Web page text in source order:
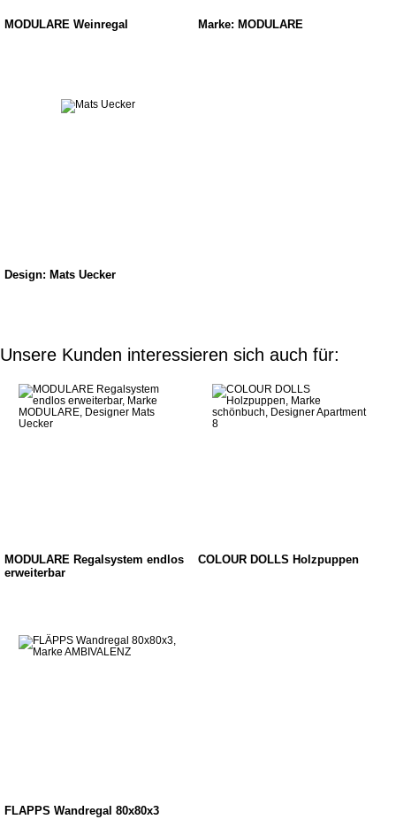
MODULARE Weinregal Marke: MODULARE
Design: Mats Uecker
Unsere Kunden interessieren sich auch für:
MODULARE Regalsystem endlos
erweiterbar
COLOUR DOLLS Holzpuppen
FLÄPPS Wandregal 80x80x3